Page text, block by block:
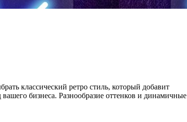
классический ретро стиль, который добавит
бизнеса. Разнообразие оттенков и динамичные